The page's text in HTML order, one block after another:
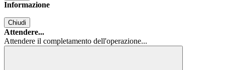
Informazione
Chiudi
Attendere...
Attendere il completamento dell'operazione...